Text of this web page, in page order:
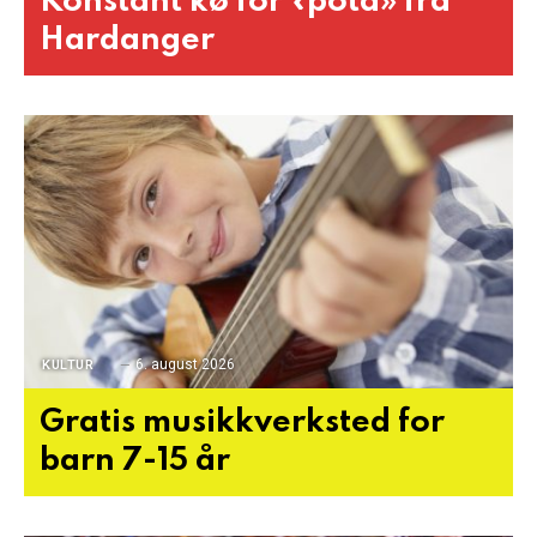
Hardanger
KULTUR 6. august 2026
Gratis musikkverksted for
barn 7-15 år